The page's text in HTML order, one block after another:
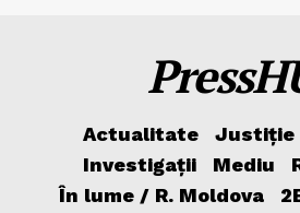
Actualitate Justiție
Investigații
Mediu
În lume / R. Moldova